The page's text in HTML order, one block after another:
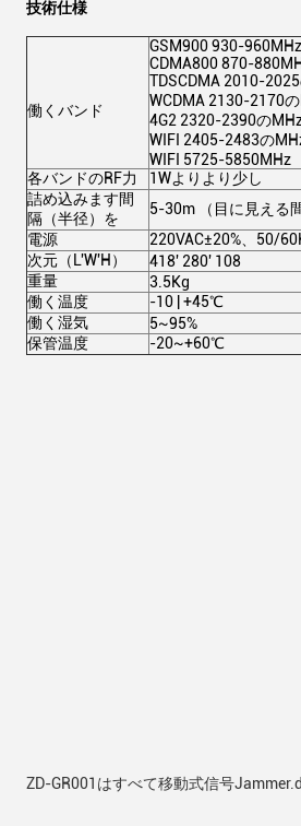
技術仕様
働くバンド
GSM900 930-
CDMA800 870-
TDSCDMA 2010-
WCDMA 2130-2170
4G2 2320-2390の
WIFI 2405-2483の
WIFI 5725-5850MHz
各バンドのRF力
1Wよりより少し
詰め込みます間
隔（半径）を
5-30m （目に見える
電源
220VAC±20%、50/
次元（L'W'H）
418' 280' 108
重量
3.5Kg
働く温度
-10 | +45℃
働く湿気
5~95%
保管温度
-20~+60℃
ZD-GR001はすべて移動式信号